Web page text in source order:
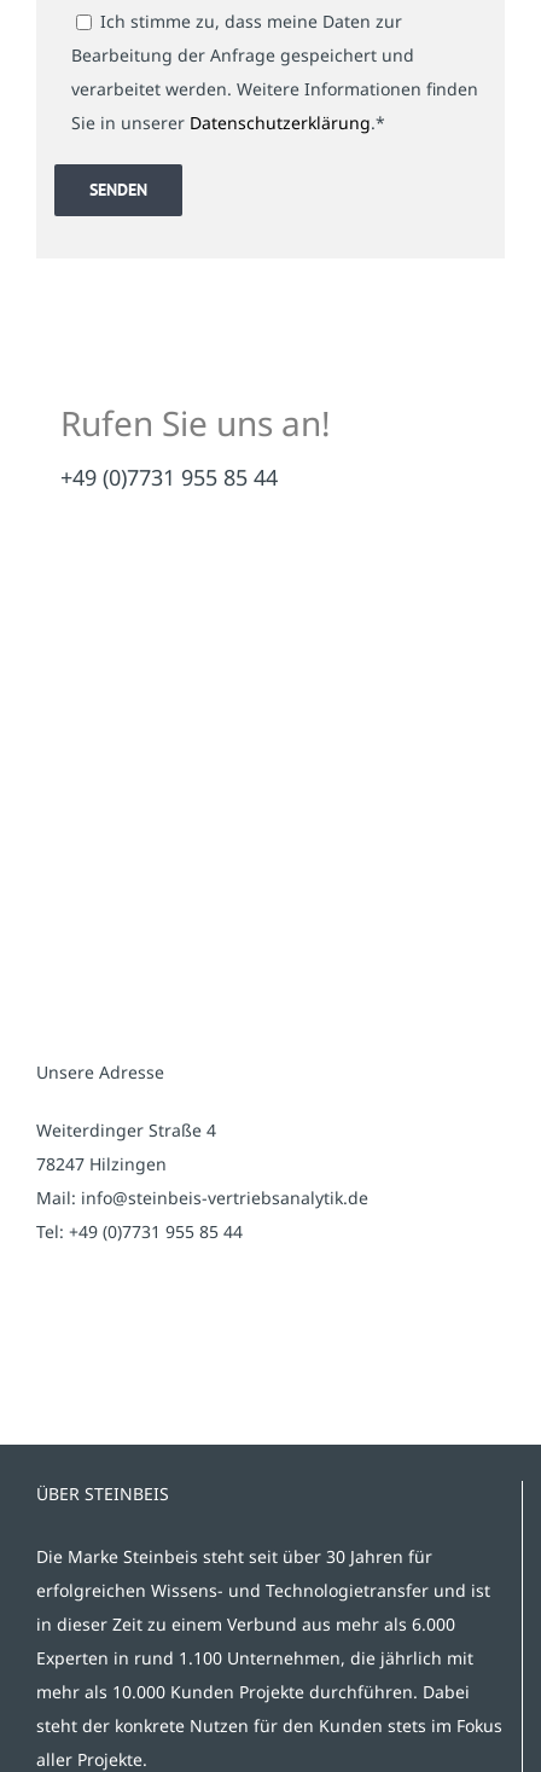
Ich stimme zu, dass meine Daten zur
Bearbeitung der Anfrage gespeichert und
verarbeitet werden. Weitere Informationen finden
Sie in unserer Datenschutzerklärung.*
Rufen Sie uns an!
+49 (0)7731 955 85 44
Unsere Adresse
Weiterdinger Straße 4
78247 Hilzingen
Mail: info@steinbeis-vertriebsanalytik.de
Tel: +49 (0)7731 955 85 44
ÜBER STEINBEIS
Die Marke Steinbeis steht seit über 30 Jahren für
erfolgreichen Wissens- und Technologietransfer und ist
in dieser Zeit zu einem Verbund aus mehr als 6.000
Experten in rund 1.100 Unternehmen, die jährlich mit
mehr als 10.000 Kunden Projekte durchführen. Dabei
steht der konkrete Nutzen für den Kunden stets im Fokus
aller Projekte.